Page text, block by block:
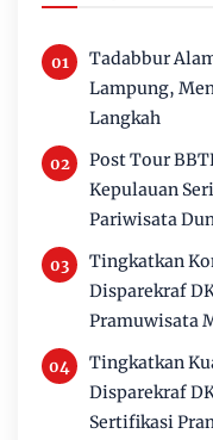
Tadabbur
Lampung,
Langkah
Post Tour
Kepulauan
Pariwisata
Tingkatkan
Disparekraf
Pramuwisata
Tingkatkan
Disparekraf
Sertifikasi